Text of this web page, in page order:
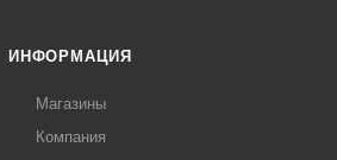
ИНФОРМАЦИЯ
Магазины
Компания